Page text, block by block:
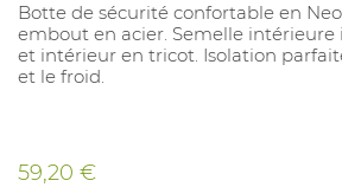
Botte de sécurité confortable en
embout en acier. Semelle intérieure
et intérieur en tricot. Isolation
et le froid.
59,20 €